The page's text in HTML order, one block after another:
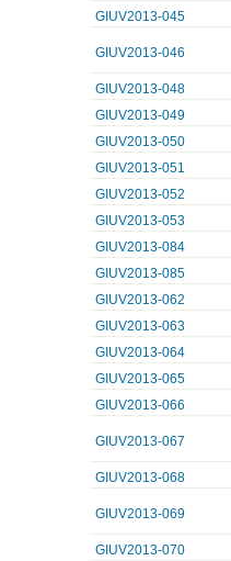
GIUV2013-045
GIUV2013-046
GIUV2013-048
GIUV2013-049
GIUV2013-050
GIUV2013-051
GIUV2013-052
GIUV2013-053
GIUV2013-084
GIUV2013-085
GIUV2013-062
GIUV2013-063
GIUV2013-064
GIUV2013-065
GIUV2013-066
GIUV2013-067
GIUV2013-068
GIUV2013-069
GIUV2013-070